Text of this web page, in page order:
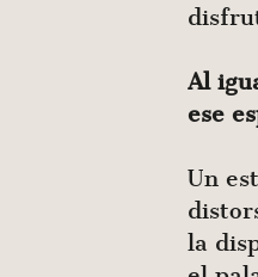
Al
ese
Un
la